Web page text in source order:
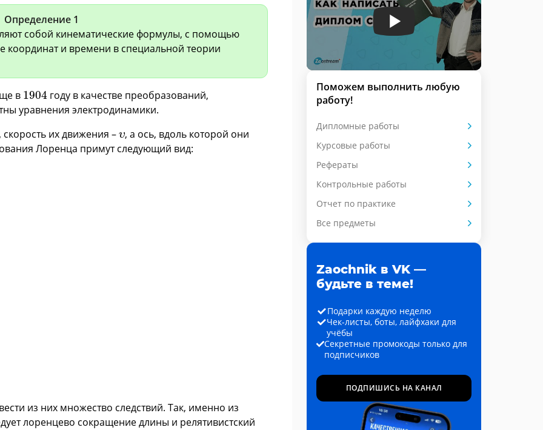
Определение 1
собой кинематические формулы, с помощью
координат и времени в специальной теории
в 1904
1904 году в качестве преобразований,
уравнения электродинамики.
, скорость их движения – υ
υ, а ось, вдоль которой они
Лоренца примут следующий вид:
из них множество следствий. Так, именно из
лоренцево сокращение длины и релятивистский
Поможем выполнить любую
работу!
Дипломные работы
Курсовые работы
Рефераты
Контрольные работы
Отчет по практике
Все предметы
Zaochnik в VK —
будьте в теме!
Подарки каждую неделю
Чек-листы, боты, лайфхаки для
учёбы
Секретные промокоды только для
подписчиков
ПОДПИШИСЬ НА КАНАЛ